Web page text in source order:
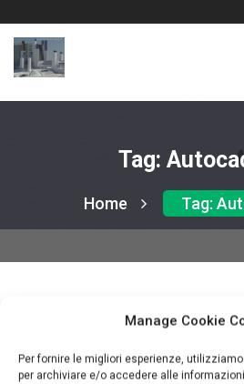
Manage Cookie
Per fornire le migliori esperienze,
per archiviare e/o accedere alle
Tag:
Home Tag:
Software Autodesk sulla